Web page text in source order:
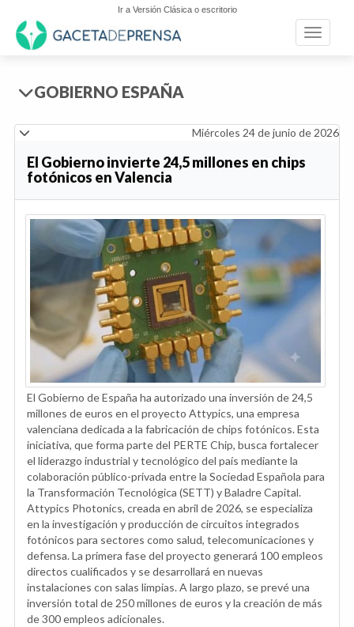
Ir a Versión Clásica o escritorio
Toggle
GOBIERNO ESPAÑA
Miércoles 24 de junio de 2026
El Gobierno invierte 24,5 millones en chips
fotónicos en Valencia
El Gobierno de España ha autorizado una inversión de 24,5
millones de euros en el proyecto Attypics, una empresa
valenciana dedicada a la fabricación de chips fotónicos. Esta
iniciativa, que forma parte del PERTE Chip, busca fortalecer
el liderazgo industrial y tecnológico del país mediante la
colaboración público-privada entre la Sociedad Española para
la Transformación Tecnológica (SETT) y Baladre Capital.
Attypics Photonics, creada en abril de 2026, se especializa
en la investigación y producción de circuitos integrados
fotónicos para sectores como salud, telecomunicaciones y
defensa. La primera fase del proyecto generará 100 empleos
directos cualificados y se desarrollará en nuevas
instalaciones con salas limpias. A largo plazo, se prevé una
inversión total de 250 millones de euros y la creación de más
de 300 empleos adicionales.